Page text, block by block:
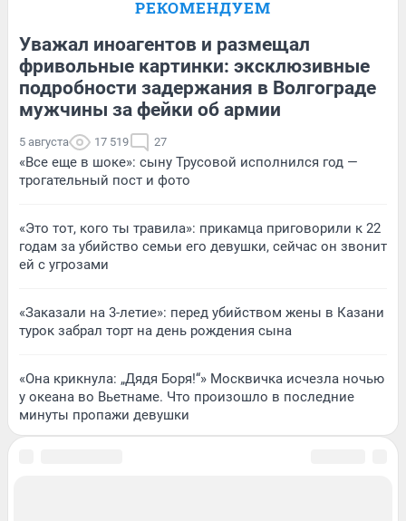
РЕКОМЕНДУЕМ
Уважал иноагентов и размещал
фривольные картинки: эксклюзивные
подробности задержания в Волгограде
мужчины за фейки об армии
5 августа 17 519 27
«Все еще в шоке»: сыну Трусовой исполнился год —
трогательный пост и фото
«Это тот, кого ты травила»: прикамца приговорили к 22
годам за убийство семьи его девушки, сейчас он звонит
ей с угрозами
«Заказали на 3-летие»: перед убийством жены в Казани
турок забрал торт на день рождения сына
«Она крикнула: „Дядя Боря!“» Москвичка исчезла ночью
у океана во Вьетнаме. Что произошло в последние
минуты пропажи девушки